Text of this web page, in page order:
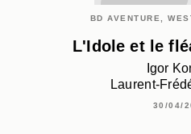
BD AVENTURE,
L'Idole et le
Igor
Laurent-
30/04/